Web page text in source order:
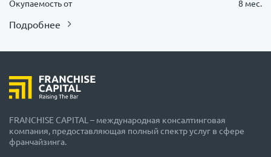
Окупаемость от
8 мес.
Подробнее
FRANCHISE CAPITAL – международная консалтинговая
компания, предоставляющая полный спектр услуг в сфере
франчайзинга.